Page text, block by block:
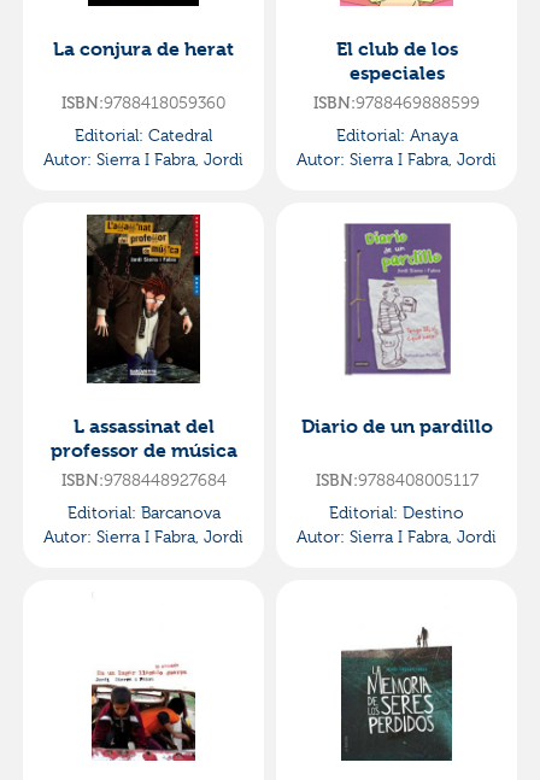
La conjura de herat
ISBN:9788418059360
Editorial: Catedral
Autor: Sierra I Fabra, Jordi
El club de los
especiales
ISBN:9788469888599
Editorial: Anaya
Autor: Sierra I Fabra, Jordi
L assassinat del
professor de música
ISBN:9788448927684
Editorial: Barcanova
Autor: Sierra I Fabra, Jordi
Diario de un pardillo
ISBN:9788408005117
Editorial: Destino
Autor: Sierra I Fabra, Jordi